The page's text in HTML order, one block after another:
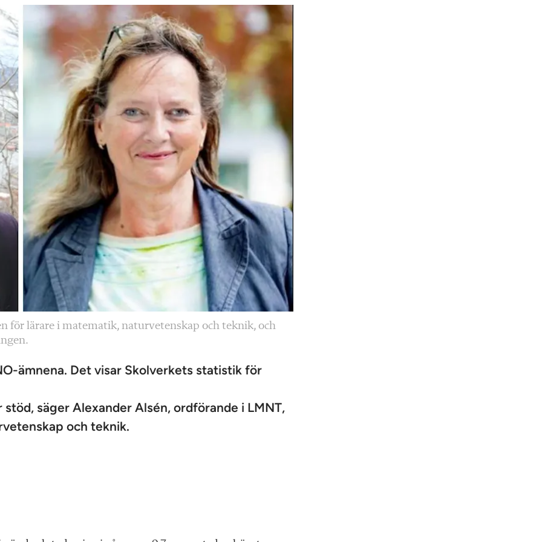
för lärare i matematik, naturvetenskap och teknik, och
ämnena. Det visar Skolverkets statistik för
säger Alexander Alsén, ordförande i LMNT,
och teknik.